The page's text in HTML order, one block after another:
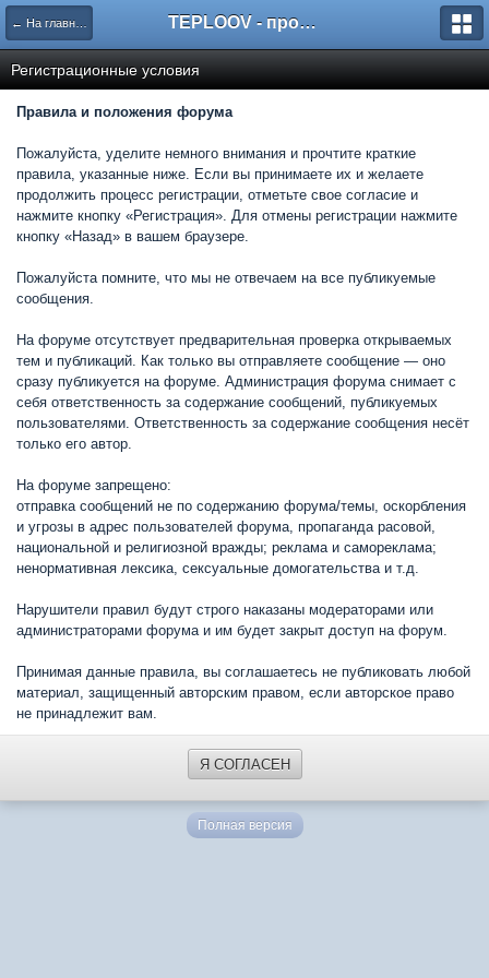
← На главную TEPLOOV - программный комплекс для расчёта систем отопления и вентиляции
Регистрационные условия
Правила и положения форума
Пожалуйста, уделите немного внимания и прочтите краткие
правила, указанные ниже. Если вы принимаете их и желаете
продолжить процесс регистрации, отметьте свое согласие и
нажмите кнопку «Регистрация». Для отмены регистрации нажмите
кнопку «Назад» в вашем браузере.
Пожалуйста помните, что мы не отвечаем на все публикуемые
сообщения.
На форуме отсутствует предварительная проверка открываемых
тем и публикаций. Как только вы отправляете сообщение — оно
сразу публикуется на форуме. Администрация форума снимает с
себя ответственность за содержание сообщений, публикуемых
пользователями. Ответственность за содержание сообщения несёт
только его автор.
На форуме запрещено:
отправка сообщений не по содержанию форума/темы, оскорбления
и угрозы в адрес пользователей форума, пропаганда расовой,
национальной и религиозной вражды; реклама и самореклама;
ненормативная лексика, сексуальные домогательства и т.д.
Нарушители правил будут строго наказаны модераторами или
администраторами форума и им будет закрыт доступ на форум.
Принимая данные правила, вы соглашаетесь не публиковать любой
материал, защищенный авторским правом, если авторское право
не принадлежит вам.
Я СОГЛАСЕН
Полная версия